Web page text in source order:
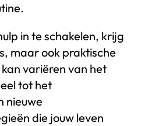
in te schakelen, krijg
maar ook praktische
variëren van het
tot het
nieuwe
die jouw leven